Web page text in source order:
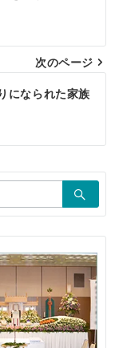
次のページ
になられた家族